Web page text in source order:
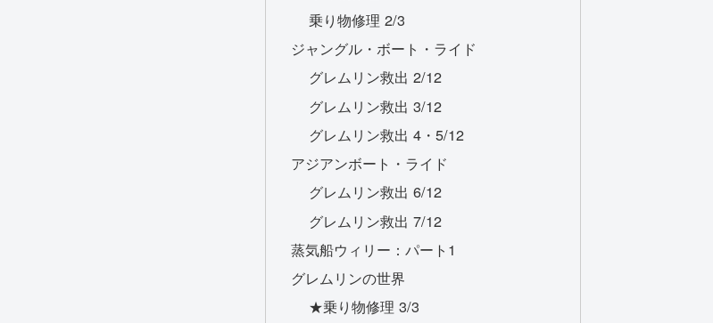
乗り物修理 2/3
ジャングル・ボート・ライド
グレムリン救出 2/12
グレムリン救出 3/12
グレムリン救出 4・5/12
アジアンボート・ライド
グレムリン救出 6/12
グレムリン救出 7/12
蒸気船ウィリー：パート1
グレムリンの世界
★乗り物修理 3/3